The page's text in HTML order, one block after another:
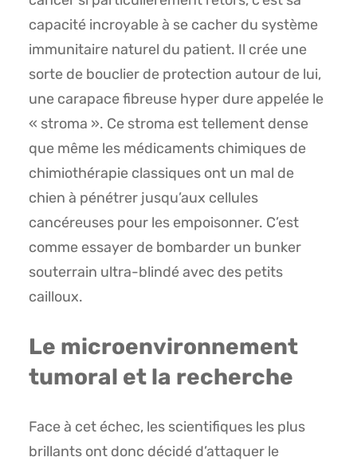
capacité incroyable à se cacher du système
immunitaire naturel du patient. Il crée une
sorte de bouclier de protection autour de lui,
une carapace fibreuse hyper dure appelée le
« stroma ». Ce stroma est tellement dense
que même les médicaments chimiques de
chimiothérapie classiques ont un mal de
chien à pénétrer jusqu’aux cellules
cancéreuses pour les empoisonner. C’est
comme essayer de bombarder un bunker
souterrain ultra-blindé avec des petits
cailloux.
Le microenvironnement
tumoral et la recherche
Face à cet échec, les scientifiques les plus
brillants ont donc décidé d’attaquer le